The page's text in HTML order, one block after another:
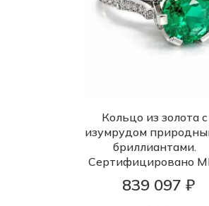
Кольцо из золота с
изумрудом
бриллиантами.
Сертифицировано
839 097 ₽